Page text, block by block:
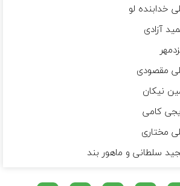
خدابنده لو
آزادی
مقصودی
نیکان
کامی
مختاری
سلطانی و ماهور بند